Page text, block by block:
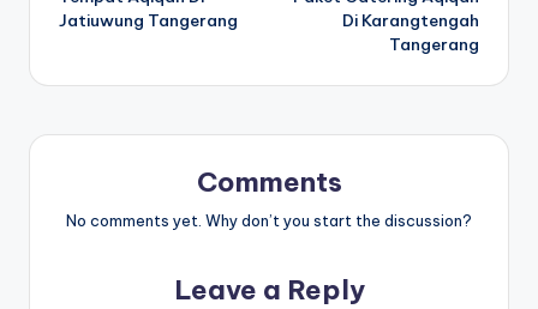
navigation
Jatiuwung Tangerang
Di Karangtengah
Tangerang
Comments
No comments yet. Why don’t you start the discussion?
Leave a Reply